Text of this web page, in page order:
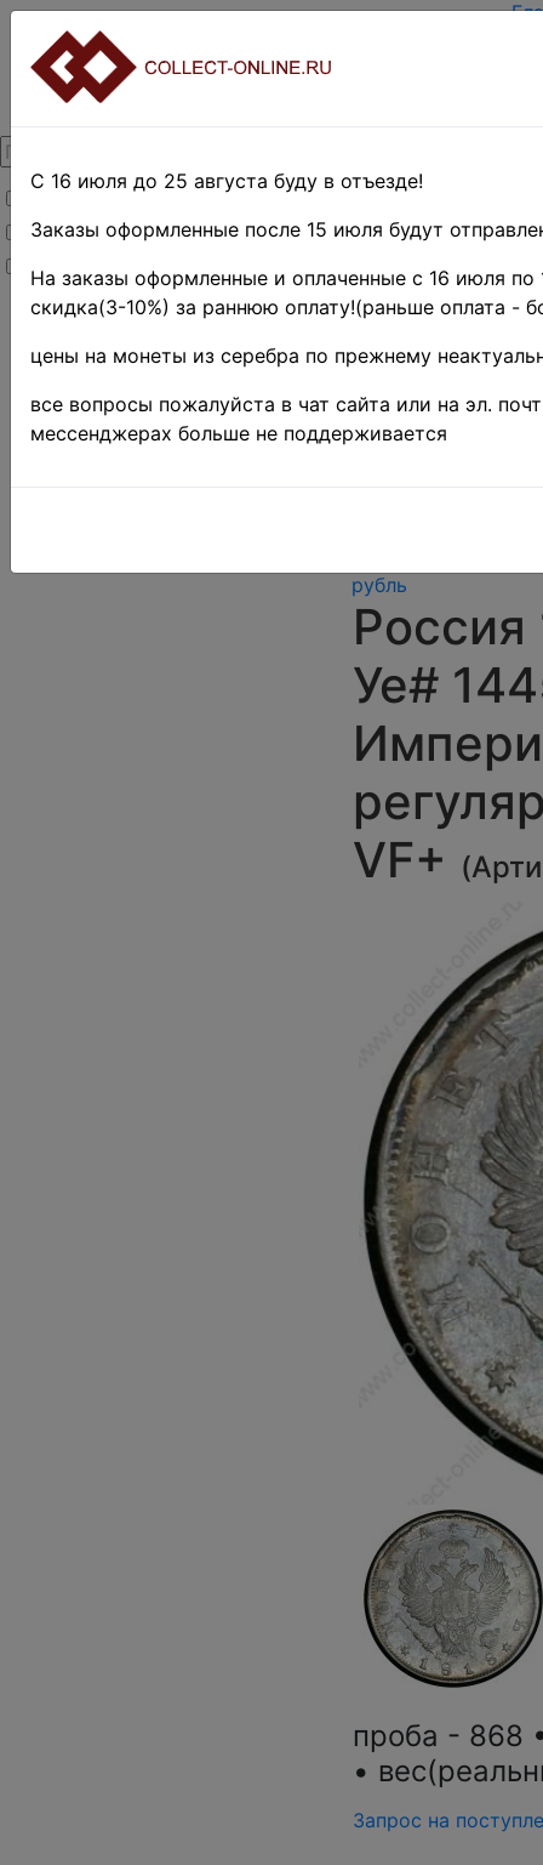
Товары со скидкой
Товары в наличии
Новинки
Главная»
»Монеты»
Россия до
1917 г.»
Российская
рубль
Россия
Уе#
VF+ (
проба - 868
•
Запрос на
С 16 июля до 25 августа буду в отъезде!
Заказы оформленные после 15 июля будут
На заказы оформленные и оплаченные с 16 июля по
скидка(3-10%) за раннюю оплату!(раньше оплата -
цены на монеты из серебра по прежнему
все вопросы пожалуйста в чат сайта или на эл.
мессенджерах больше не поддерживается